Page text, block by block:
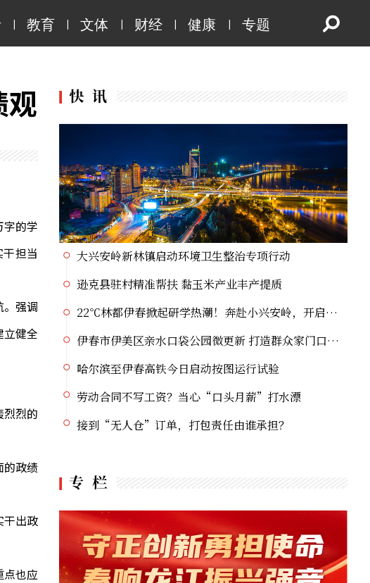
| 教育 | 文体 | 财经 | 健康 | 专题
观
的学
担当
强调
健全
烈的
政绩
出政
也应
22℃林都伊春掀起研学热潮！奔赴小兴安岭，开启自然探索大课堂
党史主题系列直播宣讲丨挺起大国油脉脊梁的精神航标
虎林：电商直播掀热潮 生态好蜜点亮荷花季
虎林刺五加：从生态“沃土”到产业“热土”的跨越之路
大兴安岭新林镇启动环境卫生整治专项行动
逊克县驻村精准帮扶 黏玉米产业丰产提质
22℃林都伊春掀起研学热潮！奔赴小兴安岭，开启自然探索大课堂
伊春市伊美区亲水口袋公园微更新 打造群众家门口幸福乐园
哈尔滨至伊春高铁今日启动按图运行试验
劳动合同不写工资？当心“口头月薪”打水漂
接到“无人仓”订单，打包责任由谁承担？
虎林：电商直播掀热潮 生态好蜜点亮荷花季
虎林刺五加：从生态“沃土”到产业“热土”的跨越之路
大兴安岭新林镇启动环境卫生整治专项行动
逊克县驻村精准帮扶 黏玉米产业丰产提质